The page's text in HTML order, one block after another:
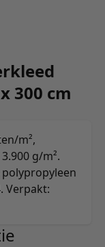
300 cm
m²,
g/m².
polypropyleen
Verpakt: